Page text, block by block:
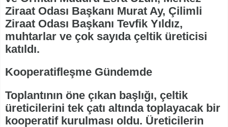
Ziraat Odası Başkanı Murat Ay, Çilimli
Ziraat Odası Başkanı Tevfik Yıldız,
muhtarlar ve çok sayıda çeltik üreticisi
katıldı.
Kooperatifleşme Gündemde
Toplantının öne çıkan başlığı, çeltik
üreticilerini tek çatı altında toplayacak bir
kooperatif kurulması oldu. Üreticilerin